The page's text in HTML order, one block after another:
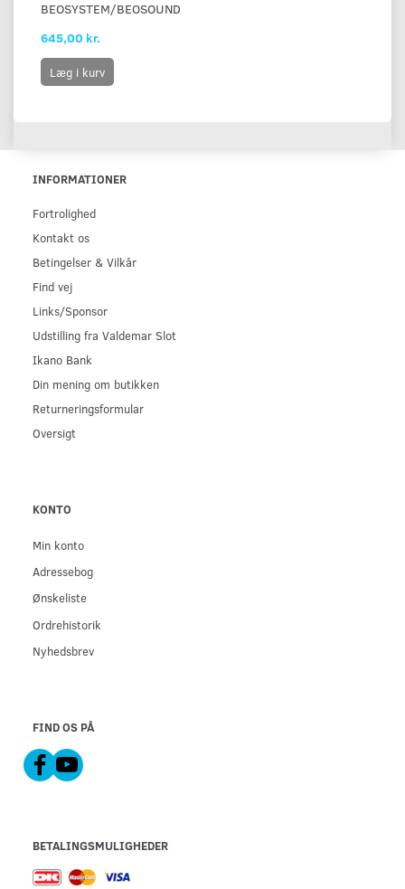
BEOSYSTEM/BEOSOUND
645,00 kr.
Læg i kurv
INFORMATIONER
Fortrolighed
Kontakt os
Betingelser & Vilkår
Find vej
Links/Sponsor
Udstilling fra Valdemar Slot
Ikano Bank
Din mening om butikken
Returneringsformular
Oversigt
KONTO
Min konto
Adressebog
Ønskeliste
Ordrehistorik
Nyhedsbrev
FIND OS PÅ
BETALINGSMULIGHEDER